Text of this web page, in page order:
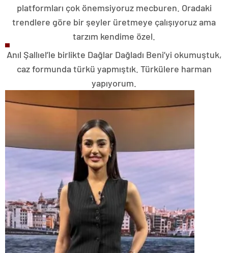
platformları çok önemsiyoruz mecburen. Oradaki
trendlere göre bir şeyler üretmeye çalışıyoruz ama
tarzım kendime özel.
Anıl Şallıel’le birlikte Dağlar Dağladı Beni’yi okumuştuk,
caz formunda türkü yapmıştık. Türkülere harman
yapıyorum.